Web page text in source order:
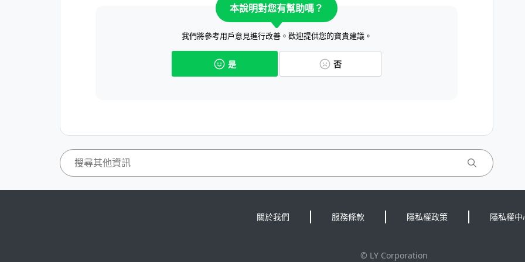
本說明對您有幫助嗎？
我們將參考用戶意見進行改善。歡迎提供您的寶貴建議。
是 否
關於我們 服務條款 隱私權政策 隱私權中
© LY Corporation